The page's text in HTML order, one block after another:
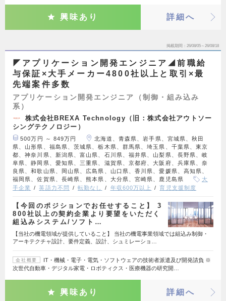
興味あり 詳細へ
掲載期間 26/08/05～26/08/18
◤アプリケーション開発エンジニア◢前職給
与保証×大手メーカー4800社以上と取引×最
先端案件多数
アプリケーション開発エンジニア（制御・組み込み
系）
株式会社BREXA Technology（旧：株式会社アウトソー
シングテクノロジー）
500万円 ～ 849万円
北海道、青森県、岩手県、宮城県、秋田
県、山形県、福島県、茨城県、栃木県、群馬県、埼玉県、千葉県、東京
都、神奈川県、新潟県、富山県、石川県、福井県、山梨県、長野県、岐
阜県、静岡県、愛知県、三重県、滋賀県、京都府、大阪府、兵庫県、奈
良県、和歌山県、岡山県、広島県、山口県、香川県、愛媛県、高知県、
福岡県、佐賀県、長崎県、熊本県、大分県、宮崎県、鹿児島県
大
手企業
英語力不問 転勤なし 年収600万以上 育児支援制度
【今回のポジションでお任せすること】 3
800社以上の契約企業より要望をいただく
組込みシステム/ソフト…
【当社の機電領域が提供していること】 当社の機電事業領域では組込み制御・
アーキテクチャ設計、要件定義、設計、シュミレーショ…
会社概要
IT・機械・電子・電気・ソフトウェアの技術者派遣及び開発請負 ※
次世代自動車・デジタル家電・ロボティクス・医療機器の研究開…
興味あり 詳細へ